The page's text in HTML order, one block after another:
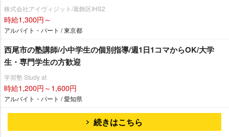
株式会社アイヴィジット/葛飾区IHS2
時給1,300円～
アルバイト・パート / 東京都
西尾市の塾講師/小中学生の個別指導/週1日1コマからOK/大学
生・専門学生の方歓迎
学習塾 Study at
時給1,200円～1,600円
アルバイト・パート / 愛知県
続きはこちら